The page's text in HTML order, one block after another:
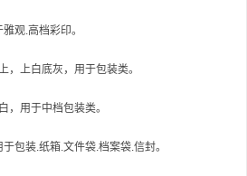
观.高档彩印。
，上白底灰，用于包装类。
，用于中档包装类。
包装.纸箱.文件袋.档案袋.信封。